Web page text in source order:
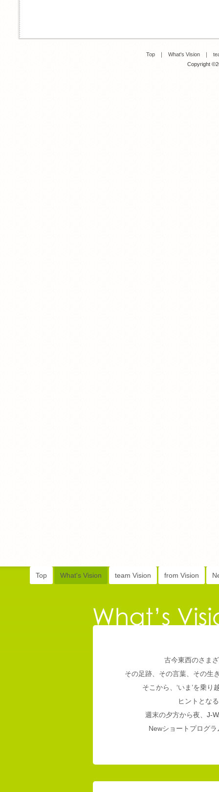
Top What's Vision
Copyright
Top What's Vision team Vision from Vision
古今東西のさま
その足跡、その言葉、その生
そこから、‘いま’を乗
ヒントとな
週末の夕方から夜、 J-
Newショートプログ